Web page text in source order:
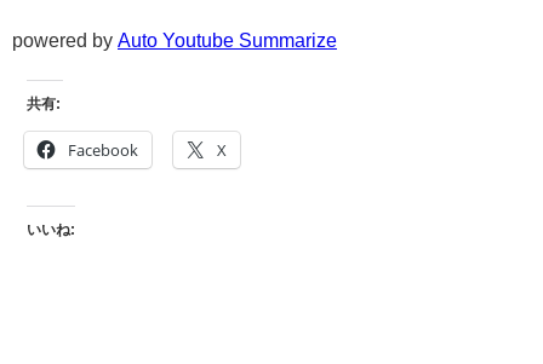
powered by Auto Youtube Summarize
共有:
Facebook X
いいね: